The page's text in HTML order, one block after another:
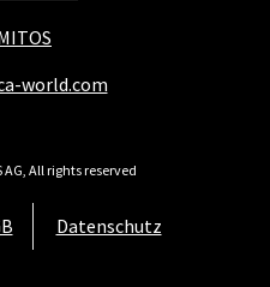
world.com
Datenschutz
AG, All rights reserved